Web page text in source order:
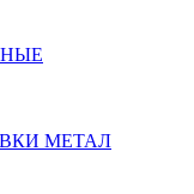
МЕТАЛ